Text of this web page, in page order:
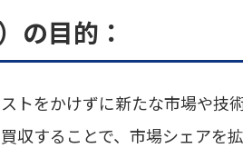
の目的：
トをかけずに新たな市場や技
収することで、市場シェアを